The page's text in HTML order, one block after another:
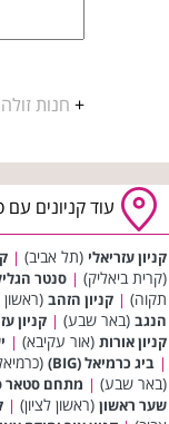
+ חנות
עוד קניונים עם
קניון עזריאלי (תל אביב) |
(קרית ביאליק) | סנטר
תקוה) | קניון הזהב (ראשון
הנגב (באר שבע) | קניון
קניון אורות (אור עקיבא) |
| ביג כרמיאל (BIG)
(באר שבע) | מתחם סטאר
שער ראשון (ראשון לציון) |